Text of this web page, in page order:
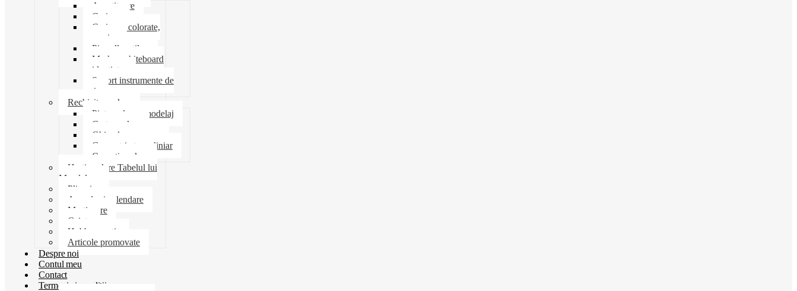
Ascutitoare
Carioca
Creioane colorate,
mecanice
Pix roller stilou
Marker whiteboard
evidentiator
Suport instrumente de
scris
Rechizite scolare
Pictura desen modelaj
Creta scolara
Ghiozdane penare
Geometrie trusa liniar
Coperti scolare
Harti scolare Tabelul lui
Mendeleev
Plicuri
Agende si calendare
Martisoare
Caiete
Hobby creatie
Articole promovate
Despre noi
Contul meu
Contact
Termeni si conditii